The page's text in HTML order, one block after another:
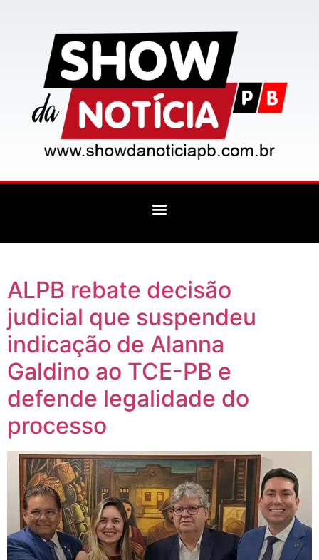
ALPB rebate decisão
judicial que suspendeu
indicação de Alanna
Galdino ao TCE-PB e
defende legalidade do
processo